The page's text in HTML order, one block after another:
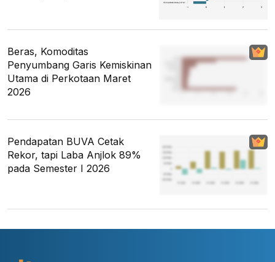
Beras, Komoditas
Penyumbang Garis Kemiskinan
Utama di Perkotaan Maret
2026
Pendapatan BUVA Cetak
Rekor, tapi Laba Anjlok 89%
pada Semester I 2026